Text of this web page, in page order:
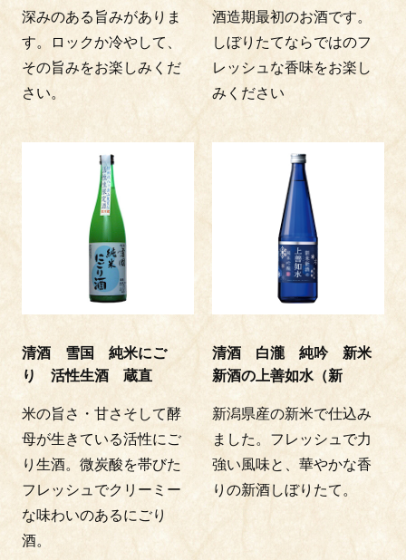
深みのある旨みがありま
す。ロックか冷やして、
その旨みをお楽しみくだ
さい。
酒造期最初のお酒です。
しぼりたてならではのフ
レッシュな香味をお楽し
みください
清酒 雪国 純米にご
り 活性生酒 蔵直
米の旨さ・甘さそして酵
母が生きている活性にご
り生酒。微炭酸を帯びた
フレッシュでクリーミー
な味わいのあるにごり
酒。
清酒 白瀧 純吟 新米
新酒の上善如水（新
新潟県産の新米で仕込み
ました。フレッシュで力
強い風味と、華やかな香
りの新酒しぼりたて。